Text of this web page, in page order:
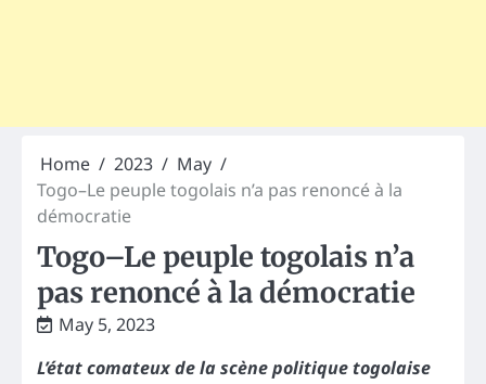
Home 2023
May
Togo–Le peuple togolais n’a pas renoncé à la
démocratie
Togo–Le peuple togolais n’a
pas renoncé à la démocratie
May 5, 2023
L’état comateux de la scène politique togolaise